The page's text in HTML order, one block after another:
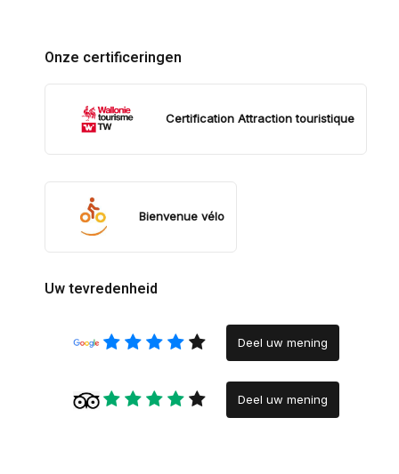
Onze certificeringen
Certification Attraction touristique
Bienvenue vélo
Uw tevredenheid
Deel uw mening
Deel uw mening